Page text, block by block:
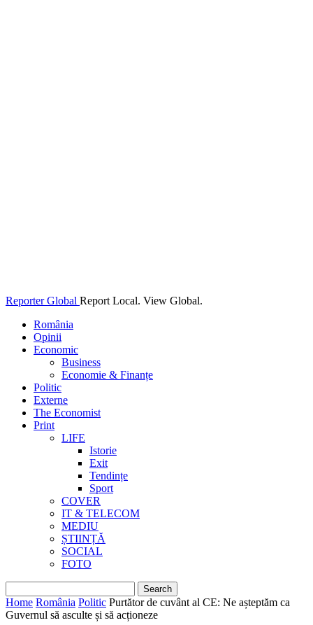
Reporter Global Report Local. View Global.
România
Opinii
Economic
Business
Economie & Finanțe
Politic
Externe
The Economist
Print
LIFE
Istorie
Exit
Tendințe
Sport
COVER
IT & TELECOM
MEDIU
ȘTIINȚĂ
SOCIAL
FOTO
Home România Politic Purtător de cuvânt al CE: Ne așteptăm ca
Guvernul să asculte și să acționeze